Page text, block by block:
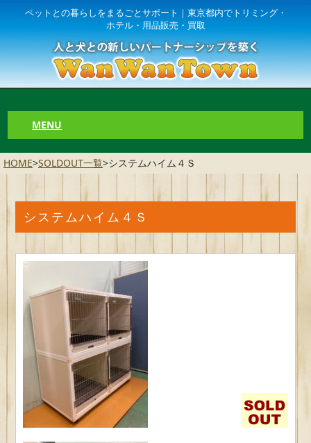
ペットとの暮らしをまるごとサポート｜東京都内でトリミング・
ホテル・用品販売・買取
MENU
HOME>SOLDOUT一覧>️システムハイム４Ｓ
️システムハイム４Ｓ